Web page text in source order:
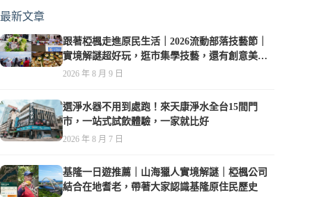
最新文章
跟著椏楓走進原民生活｜2026流動部落技藝節｜
實境解謎超好玩，逛市集學技藝，還有創意美食
可以品嚐
2026 年 8 月 9 日
選淨水器不用到處跑！來天康淨水全台15間門
市，一站式試飲體驗，一家就比好
2026 年 8 月 7 日
基隆一日遊推薦｜山海獵人實境解謎｜椏楓公司
結合在地耆老，帶著大家認識基隆原住民歷史